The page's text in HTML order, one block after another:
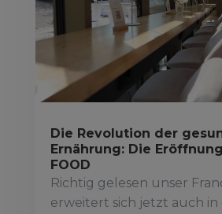
Die Revolution der
Ernährung: Die
FOOD
Richtig gelesen unser
erweitert sich jetzt auch in